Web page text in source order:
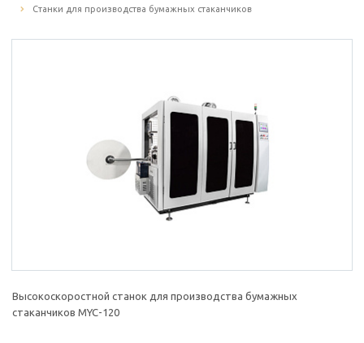
Станки для производства бумажных стаканчиков
Высокоскоростной станок для производства бумажных
стаканчиков MYC-120